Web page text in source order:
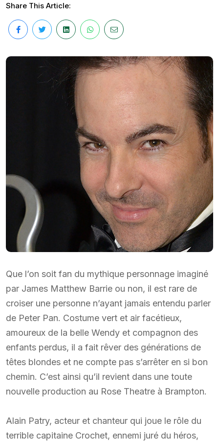
Share This Article:
Que l’on soit fan du mythique personnage imaginé
par James Matthew Barrie ou non, il est rare de
croiser une personne n’ayant jamais entendu parler
de Peter Pan. Costume vert et air facétieux,
amoureux de la belle Wendy et compagnon des
enfants perdus, il a fait rêver des générations de
têtes blondes et ne compte pas s’arrêter en si bon
chemin. C’est ainsi qu’il revient dans une toute
nouvelle production au Rose Theatre à Brampton.
Alain Patry, acteur et chanteur qui joue le rôle du
terrible capitaine Crochet, ennemi juré du héros,